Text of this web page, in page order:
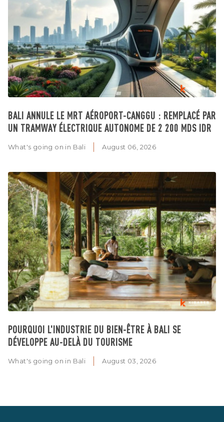
BALI ANNULE LE MRT AÉROPORT-CANGGU : REMPLACÉ PAR
UN TRAMWAY ÉLECTRIQUE AUTONOME DE 2 200 MDS IDR
What's going on in Bali August 06, 2026
POURQUOI L'INDUSTRIE DU BIEN-ÊTRE À BALI SE
DÉVELOPPE AU-DELÀ DU TOURISME
What's going on in Bali August 03, 2026